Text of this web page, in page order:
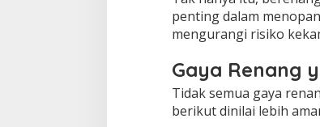
n
d
a
D
a
n
penting dalam
mengurangi risiko
Gaya Renang
Tidak semua gaya
berikut dinilai lebih